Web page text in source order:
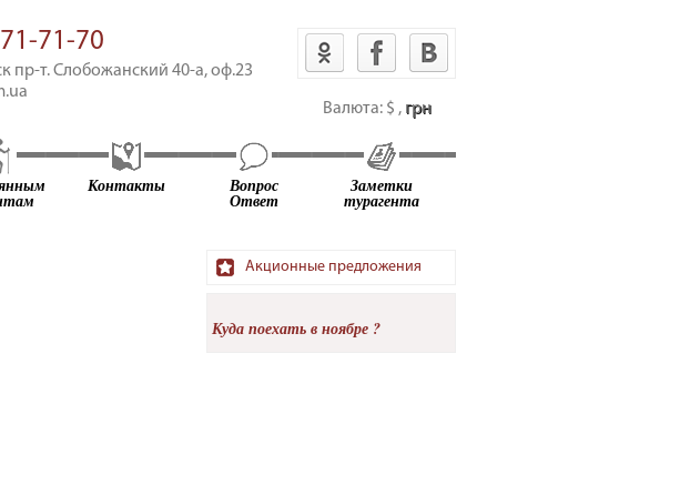
71-70
пр-т. Cлобожанский 40-а, оф.23
Валюта: $ , грн
Контакты Вопрос
Ответ
Заметки
турагента
Акционные предложения
Куда поехать в ноябре ?